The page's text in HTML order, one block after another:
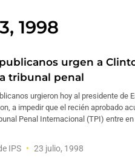
1998
urgen a
tribunal penal
urgieron hoy al presidente de
a impedir que el recién aprobado
Penal Internacional (TPI) entre en
IPS 23 julio, 1998